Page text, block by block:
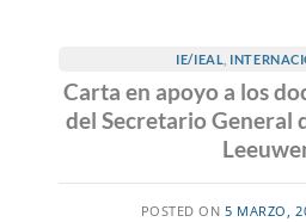
IE/IEAL
Carta en apoyo a los
del Secretario General
POSTED ON5 MARZO,